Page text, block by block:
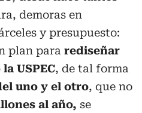
demoras en
y presupuesto:
plan para rediseñar
USPEC, de tal forma
uno y el otro, que no
al año, se